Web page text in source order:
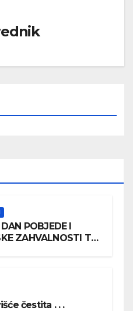
POBJEDE I
ZAHVALNOSTI TE
čestita . . .